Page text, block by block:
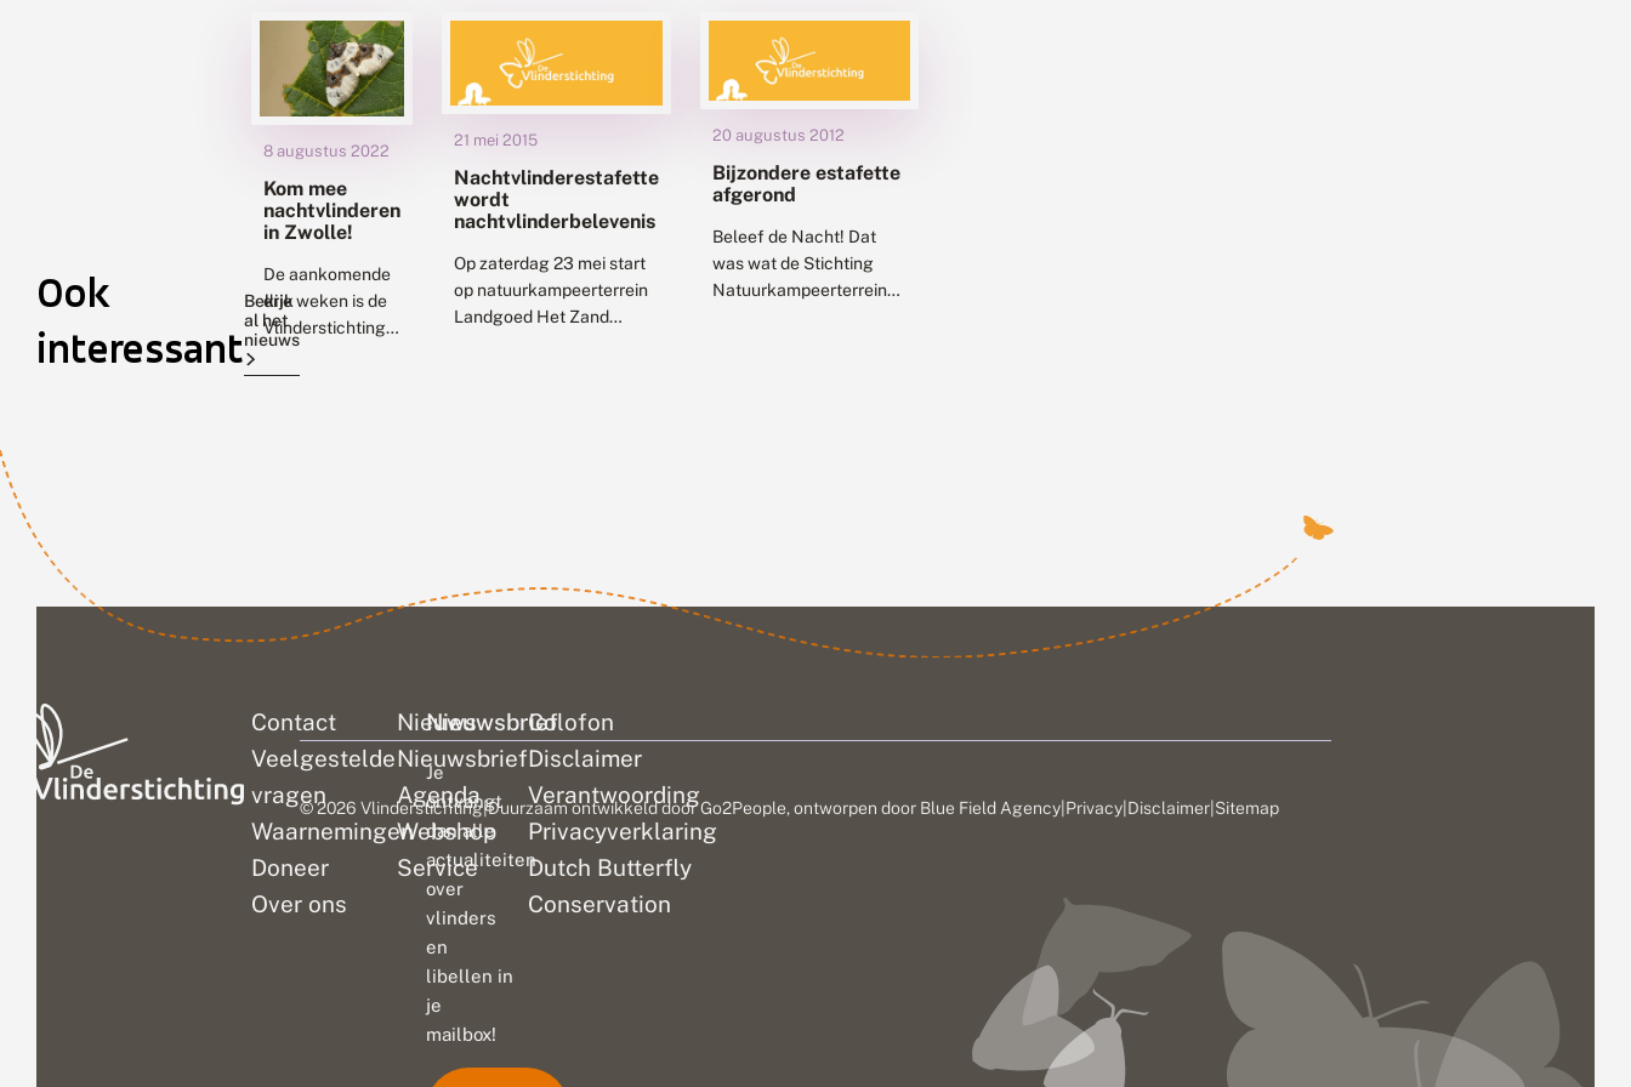
Ook
interessant
Bekijk
al het
nieuws
8 augustus 2022
Kom mee
nachtvlinderen
in Zwolle!
De aankomende
drie weken is de
Vlinderstichting
Zwolle om naar
21 mei 2015
Nachtvlinderestafette
wordt
nachtvlinderbelevenis
Op zaterdag 23 mei start
op natuurkampeerterrein
Landgoed Het Zand
20 augustus 2012
Bijzondere estafette
afgerond
Beleef de Nacht! Dat
was wat de Stichting
Natuurkampeerterreinen
Contact
Veelgestelde
vragen
Waarnemingen
Doneer
Over ons
Nieuws
Nieuwsbrief
Agenda
Webshop
Service
Colofon
Disclaimer
Verantwoording
Privacyverklaring
Dutch Butterfly
Conservation
Nieuwsbrief
Je
ontvangt
dan alle
actualiteiten
over
vlinders
en
libellen in
je
mailbox!
© 2026 Vlinderstichting|Duurzaam ontwikkeld doorGo2People, ontworpen door Blue Field Agency Privacy Disclaimer Sitemap